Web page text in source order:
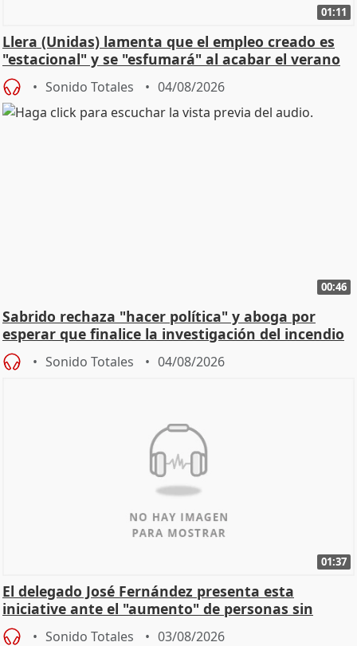
01:11
Llera (Unidas) lamenta que el empleo creado es
"estacional" y se "esfumará" al acabar el verano
Sonido Totales 04/08/2026
00:46
Sabrido rechaza "hacer política" y aboga por
esperar que finalice la investigación del incendio
Sonido Totales 04/08/2026
01:37
El delegado José Fernández presenta esta
iniciative ante el "aumento" de personas sin
hogar en Madri
Sonido Totales 03/08/2026